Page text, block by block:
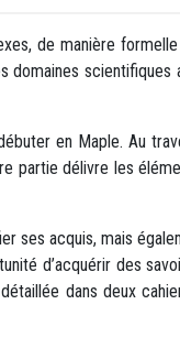
de manière
domaines scientifiques
en Maple. Au
partie délivre les
ses acquis, mais
d’acquérir des
dans deux